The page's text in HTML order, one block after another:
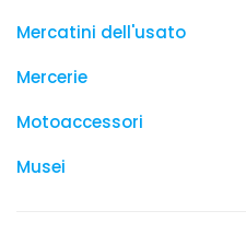
Mercatini dell'usato
Mercerie
Motoaccessori
Musei